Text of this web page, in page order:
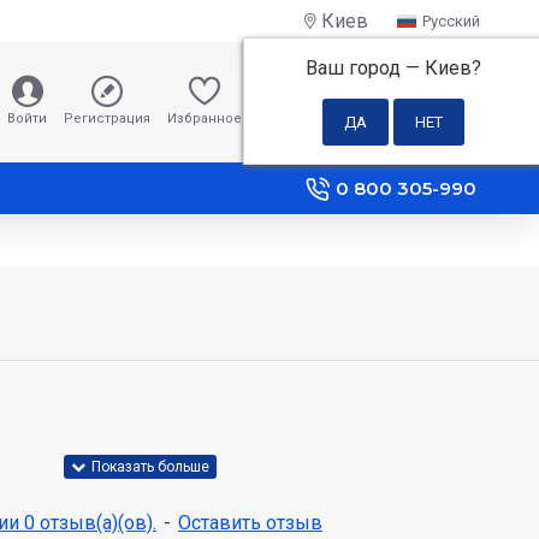
Киев
Ваш город — Киев?
Русский
Войти Регистрация Избранное
0 грн
0 800 305-990
0 отзыв(а)(ов). - Оставить отзыв